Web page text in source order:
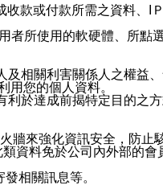
款或付款所需之資料、I
所使用的軟硬體、所點
相關利害關係人之權益
用您的個人資料。
於達成前揭特定目的之
牆來強化資訊安全，防止
資料免於公司內外部的會
相關訊息等。